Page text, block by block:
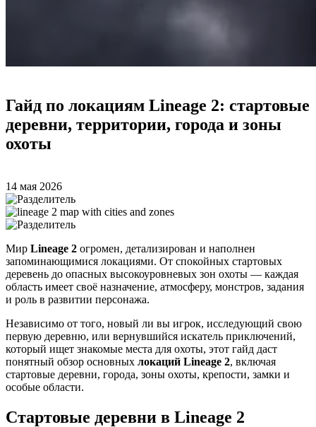
Гайд по локациям Lineage 2: стартовые
деревни, территории, города и зоны
охоты
14 мая 2026
Мир Lineage 2 огромен, детализирован и наполнен
запоминающимися локациями. От спокойных стартовых
деревень до опасных высокоуровневых зон охоты — каждая
область имеет своё назначение, атмосферу, монстров, задания
и роль в развитии персонажа.
Независимо от того, новый ли вы игрок, исследующий свою
первую деревню, или вернувшийся искатель приключений,
который ищет знакомые места для охоты, этот гайд даст
понятный обзор основных локаций Lineage 2, включая
стартовые деревни, города, зоны охоты, крепости, замки и
особые области.
Стартовые деревни в Lineage 2